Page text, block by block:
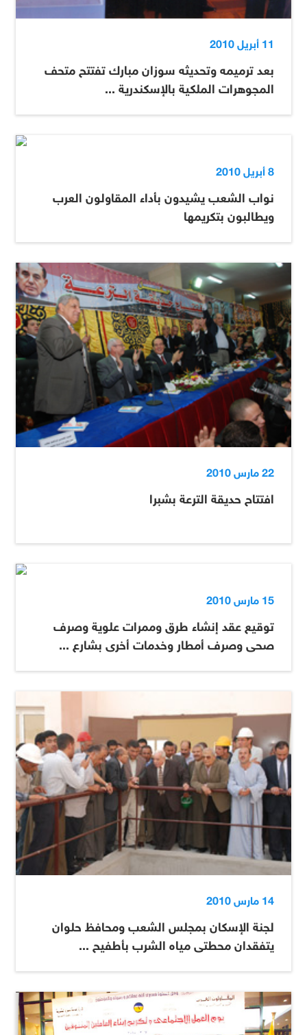
11 أبريل 2010
بعد ترميمه وتحديثه سوزان مبارك تفتتح متحف
المجوهرات الملكية بالإسكندرية ...
8 أبريل 2010
نواب الشعب يشيدون بأداء المقاولون العرب
ويطالبون بتكريمها
22 مارس 2010
افتتاح حديقة الترعة بشبرا
15 مارس 2010
توقيع عقد إنشاء طرق وممرات علوية وصرف
صحى وصرف أمطار وخدمات أخرى بشارع ...
14 مارس 2010
لجنة الإسكان بمجلس الشعب ومحافظ حلوان
يتفقدان محطتى مياه الشرب بأطفيح ...